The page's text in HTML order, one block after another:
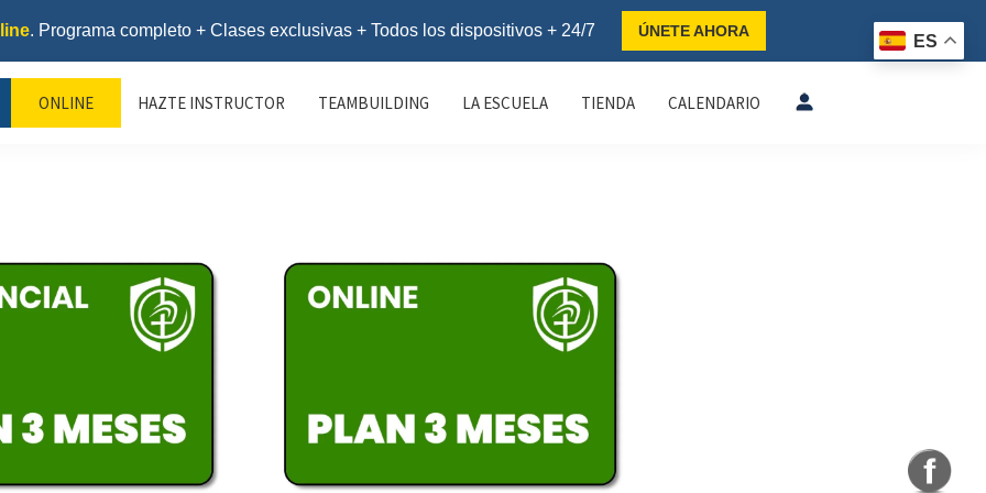
. Programa completo + Clases exclusivas + Todos los dispositivos + 24/7 ÚNETE AHORA
ONLINE HAZTE INSTRUCTOR TEAMBUILDING LA ESCUELA TIENDA CALENDARIO
ES